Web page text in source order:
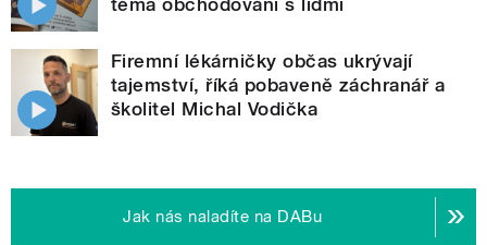
téma obchodování s lidmi
Firemní lékárničky občas ukrývají
tajemství, říká pobaveně záchranář a
školitel Michal Vodička
Jak nás naladíte na DABu